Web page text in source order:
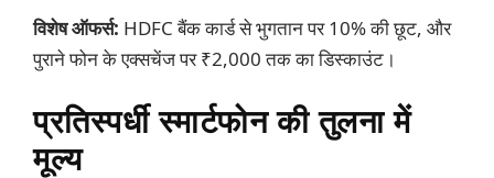
विशेष ऑफर्स: HDFC बैंक कार्ड से भुगतान पर 10% की छूट, और
पुराने फोन के एक्सचेंज पर ₹2,000 तक का डिस्काउंट।
प्रतिस्पर्धी स्मार्टफोन की तुलना में
मूल्य